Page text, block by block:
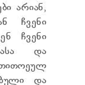
არიან,
ჩვენი
ჩვენი
და
და